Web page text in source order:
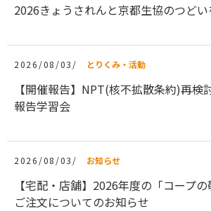
2026きょうされんと京都生協のつど
2026/08/03/ とりくみ・活動
【開催報告】NPT(核不拡散条約)再
報告学習会
2026/08/03/ お知らせ
【宅配・店舗】2026年度の「コープの
ご注文についてのお知らせ